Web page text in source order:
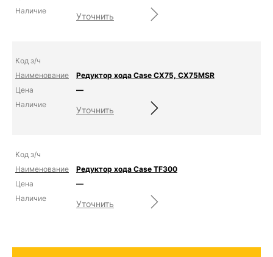
Уточнить
Редуктор хода Case CX75, CX75MSR
—
Уточнить
Редуктор хода Case TF300
—
Уточнить